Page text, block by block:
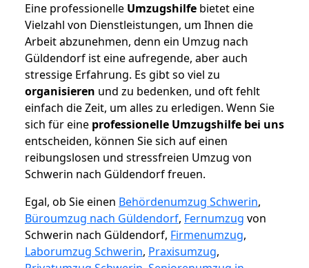
Eine professionelle Umzugshilfe bietet eine
Vielzahl von Dienstleistungen, um Ihnen die
Arbeit abzunehmen, denn ein Umzug nach
Güldendorf ist eine aufregende, aber auch
stressige Erfahrung. Es gibt so viel zu
organisieren und zu bedenken, und oft fehlt
einfach die Zeit, um alles zu erledigen. Wenn Sie
sich für eine professionelle Umzugshilfe bei uns
entscheiden, können Sie sich auf einen
reibungslosen und stressfreien Umzug von
Schwerin nach Güldendorf freuen.
Egal, ob Sie einen Behördenumzug Schwerin,
Büroumzug nach Güldendorf, Fernumzug von
Schwerin nach Güldendorf, Firmenumzug,
Laborumzug Schwerin, Praxisumzug,